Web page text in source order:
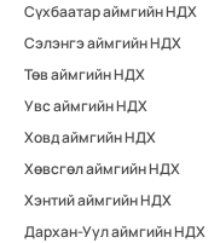
Сүхбаатар аймгийн НДХ
Сэлэнгэ аймгийн НДХ
Төв аймгийн НДХ
Увс аймгийн НДХ
Ховд аймгийн НДХ
Хөвсгөл аймгийн НДХ
Хэнтий аймгийн НДХ
Дархан-Уул аймгийн НДХ